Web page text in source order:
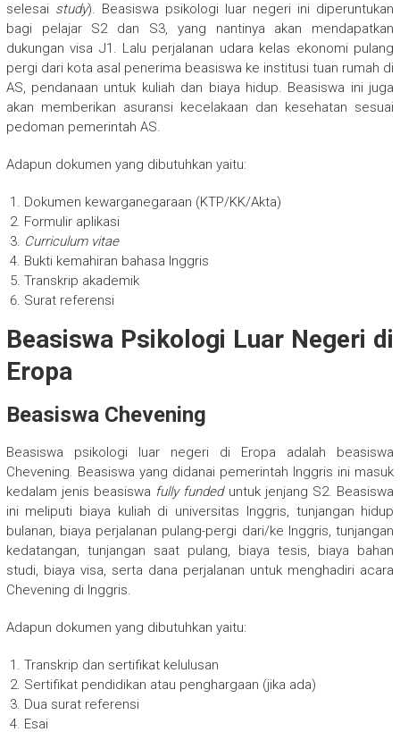
selesai study). Beasiswa psikologi luar negeri ini diperuntukan
bagi pelajar S2 dan S3, yang nantinya akan mendapatkan
dukungan visa J1. Lalu perjalanan udara kelas ekonomi pulang
pergi dari kota asal penerima beasiswa ke institusi tuan rumah di
AS, pendanaan untuk kuliah dan biaya hidup. Beasiswa ini juga
akan memberikan asuransi kecelakaan dan kesehatan sesuai
pedoman pemerintah AS.
Adapun dokumen yang dibutuhkan yaitu:
Dokumen kewarganegaraan (KTP/KK/Akta)
Formulir aplikasi
Curriculum vitae
Bukti kemahiran bahasa Inggris
Transkrip akademik
Surat referensi
Beasiswa Psikologi Luar Negeri di
Eropa
Beasiswa Chevening
Beasiswa psikologi luar negeri di Eropa adalah beasiswa
Chevening. Beasiswa yang didanai pemerintah Inggris ini masuk
kedalam jenis beasiswa fully fundeduntuk jenjang S2. Beasiswa
ini meliputi biaya kuliah di universitas Inggris, tunjangan hidup
bulanan, biaya perjalanan pulang-pergi dari/ke Inggris, tunjangan
kedatangan, tunjangan saat pulang, biaya tesis, biaya bahan
studi, biaya visa, serta dana perjalanan untuk menghadiri acara
Chevening di Inggris.
Adapun dokumen yang dibutuhkan yaitu:
Transkrip dan sertifikat kelulusan
Sertifikat pendidikan atau penghargaan (jika ada)
Dua surat referensi
Esai